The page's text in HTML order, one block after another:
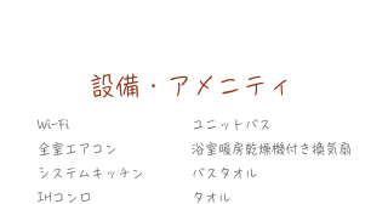
設備・アメニティ
Wi-Fi
全室エアコン
システムキッチン
IHコンロ
ユニットバス
浴室暖房乾燥機付き換気扇
バスタオル
タオル